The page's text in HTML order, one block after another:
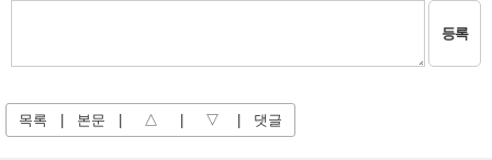
등록
목록 본문 △ ▽ 댓글